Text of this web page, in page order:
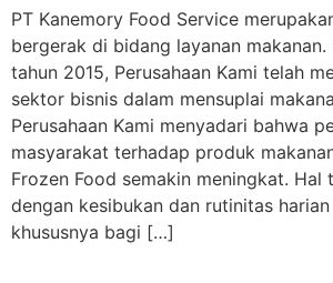
PT Kanemory Food Service
bergerak di bidang layanan makanan.
tahun 2015, Perusahaan Kami telah
sektor bisnis dalam mensuplai
Perusahaan Kami menyadari bahwa
masyarakat terhadap produk
Frozen Food semakin meningkat. Hal
dengan kesibukan dan rutinitas
khususnya bagi […]